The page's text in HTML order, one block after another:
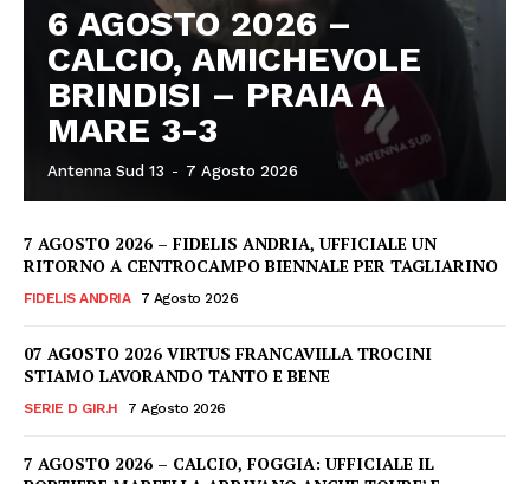
6 AGOSTO 2026 –
CALCIO, AMICHEVOLE
BRINDISI – PRAIA A
MARE 3-3
Antenna Sud 13 - 7 Agosto 2026
7 AGOSTO 2026 – FIDELIS ANDRIA, UFFICIALE UN
RITORNO A CENTROCAMPO BIENNALE PER TAGLIARINO
FIDELIS ANDRIA 7 Agosto 2026
07 AGOSTO 2026 VIRTUS FRANCAVILLA TROCINI
STIAMO LAVORANDO TANTO E BENE
SERIE D GIR.H 7 Agosto 2026
7 AGOSTO 2026 – CALCIO, FOGGIA: UFFICIALE IL